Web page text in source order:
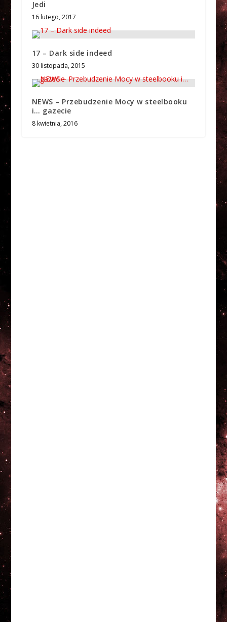
Jedi
16 lutego, 2017
17 – Dark side indeed
30 listopada, 2015
NEWS – Przebudzenie Mocy w steelbooku
i… gazecie
8 kwietnia, 2016